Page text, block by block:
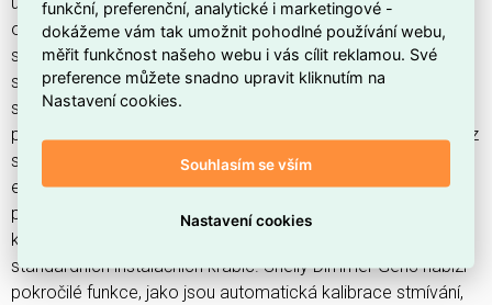
obvodů. Umožňuje plynulé stmívání a dálkové ovládání
světel pomocí mobilního telefonu, tabletu, počítače nebo
systému chytré domácnosti. Zařízení může fungovat
samostatně v lokální Wi-Fi síti nebo být ovládáno
prostřednictvím cloudových služeb. Modul podporuje provoz
s nulovým vodičem i bez něj, čímž je vhodný i pro starší
elektroinstalace. Při použití bez nulového vodiče je nutné
použít přídavný bypass, zejména při zátěži pod 20 W. Díky
kompaktním rozměrům lze zařízení snadno instalovat do
standardních instalačních krabic. Shelly Dimmer Gen3 nabízí
pokročilé funkce, jako jsou automatická kalibrace stmívání,
funkční, preferenční, analytické i marketingové -
dokážeme vám tak umožnit pohodlné používání webu,
měřit funkčnost našeho webu i vás cílit reklamou. Své
preference můžete snadno upravit kliknutím na
Nastavení cookies.
Souhlasím se vším
Nastavení cookies